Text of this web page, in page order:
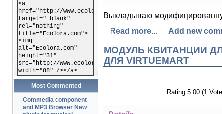
<a
href="http://www.ecolora.com"
target="_blank"
rel="nothing"
title="Ecolora.com">
<img
alt="Ecolora.com"
height="31"
src="http://www.ecolora.com/images/ecoloracom.gif"
width="88" /></a>
Most Commented
Commedia component
and MP3 Browser New
Выкладываю
Read more...
Add new
МОДУЛЬ КВИТАНЦИИ
ДЛЯ VIRTUEMART
Rating 5.00 (1